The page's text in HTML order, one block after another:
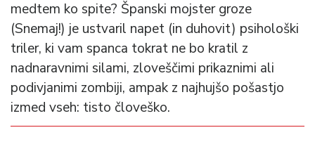
medtem ko spite? Španski mojster groze
(Snemaj!) je ustvaril napet (in duhovit) psihološki
triler, ki vam spanca tokrat ne bo kratil z
nadnaravnimi silami, zloveščimi prikaznimi ali
podivjanimi zombiji, ampak z najhujšo pošastjo
izmed vseh: tisto človeško.